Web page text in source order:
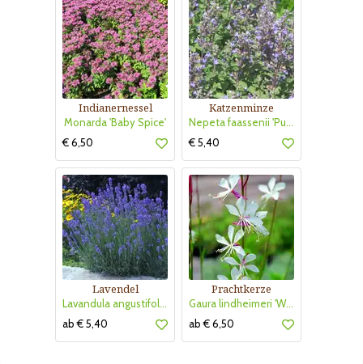
Indianernessel
Monarda 'Baby Spice'
€ 6,50
Katzenminze
Nepeta faassenii 'Purrsian Blue'
€ 5,40
Lavendel
Lavandula angustifolia 'Munstead'
ab € 5,40
Prachtkerze
Gaura lindheimeri 'Whirling Butterflies'
ab € 6,50